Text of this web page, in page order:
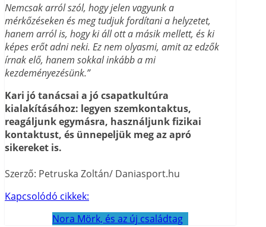
Nemcsak arról szól, hogy jelen vagyunk a
mérkőzéseken és meg tudjuk fordítani a helyzetet,
hanem arról is, hogy ki áll ott a másik mellett, és ki
képes erőt adni neki. Ez nem olyasmi, amit az edzők
írnak elő, hanem sokkal inkább a mi
kezdeményezésünk.”
Kari jó tanácsai a jó csapatkultúra
kialakításához: legyen szemkontaktus,
reagáljunk egymásra, használjunk fizikai
kontaktust, és ünnepeljük meg az apró
sikereket is.
Szerző: Petruska Zoltán/ Daniasport.hu
Kapcsolódó cikkek:
Nora Mörk, és az új családtag